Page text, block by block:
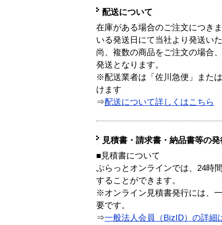
配送について
在庫がある場合のご注文につき
いる発送日にて当社より発送い
尚、複数の商品をご注文の場合
発送となります。
※配送業者は「佐川急便」また
けます
⇒配送について詳しくはこちら
見積書・請求書・納品書等の
■見積書について
ぷらっとオンラインでは、24時
することができます。
※オンライン見積書発行には、
要です。
⇒一般法人会員（BizID）の詳細